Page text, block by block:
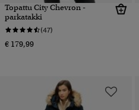
Topattu City Chevron -
parkatakki
(47)
€ 179,99